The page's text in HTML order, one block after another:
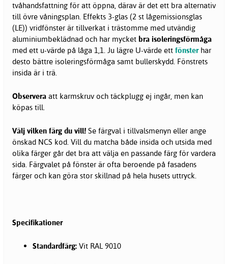
tvåhandsfattning för att öppna, därav är det ett bra alternativ
till övre våningsplan. Effekts 3-glas (2 st lågemissionsglas
(LE)) vridfönster är tillverkat i trästomme med utvändig
aluminiumbeklädnad och har mycket bra isoleringsförmåga
med ett u-värde på låga 1,1. Ju lägre U-värde ett fönsterhar
desto bättre isoleringsförmåga samt bullerskydd. Fönstrets
insida är i trä.
Observera att karmskruv och täckplugg ej ingår, men kan
köpas till.
Välj vilken färg du vill! Se färgval i tillvalsmenyn eller ange
önskad NCS kod. Vill du matcha både insida och utsida med
olika färger går det bra att välja en passande färg för vardera
sida. Färgvalet på fönster är ofta beroende på fasadens
färger och kan göra stor skillnad på hela husets uttryck.
Specifikationer
Standardfärg: Vit RAL 9010